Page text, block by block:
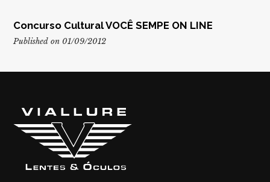
Concurso Cultural VOCÊ SEMPE ON LINE
Published on 01/09/2012